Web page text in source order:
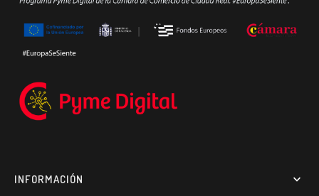
INFORMACIÓN 